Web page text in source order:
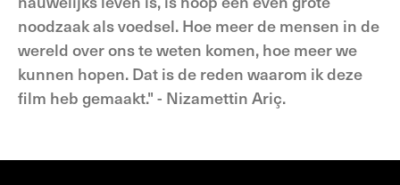
noodzaak als voedsel. Hoe meer de mensen in de
wereld over ons te weten komen, hoe meer we
kunnen hopen. Dat is de reden waarom ik deze
film heb gemaakt." - Nizamettin Ariç.